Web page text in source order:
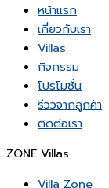
หน้าเเรก
เกี่ยวกับเรา
Villas
กิจกรรม
โปรโมชั่น
รีวิวจากลูกค้า
ติดต่อเรา
ZONE Villas
Villa Zone